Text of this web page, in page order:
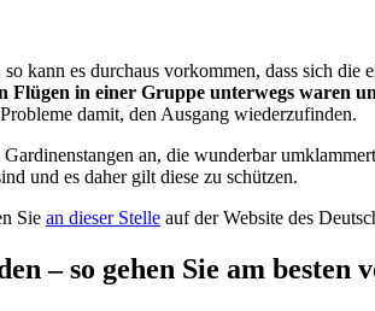
kann es durchaus vorkommen, dass sich
Flügen in einer Gruppe unterwegs waren
damit, den Ausgang wiederzufinden.
an, die wunderbar
und es daher gilt diese zu schützen.
Sie an dieser Stelle auf der Website des
– so gehen Sie am besten